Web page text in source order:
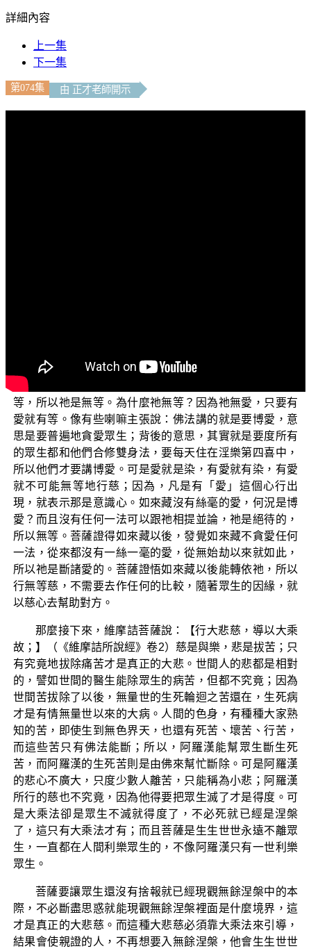
詳細內容
上一集
下一集
第074集 由 正才老師開示
界裡的法，所以沒有法可以來跟祂比較。只能說所有有情
的如來藏都平等，但不能說另外有某一個法是跟如來藏平
等，所以祂是無等。為什麼祂無等？因為祂無愛，只要有
愛就有等。像有些喇嘛主張說：佛法講的就是要博愛，意
思是要普遍地貪愛眾生；背後的意思，其實就是要度所有
的眾生都和他們合修雙身法，要每天住在淫樂第四喜中，
所以他們才要講博愛。可是愛就是染，有愛就有染，有愛
就不可能無等地行慈；因為，凡是有「愛」這個心行出
現，就表示那是意識心。如來藏沒有絲毫的愛，何況是博
愛？而且沒有任何一法可以跟祂相提並論，祂是絕待的，
所以無等。菩薩證得如來藏以後，發覺如來藏不貪愛任何
一法，從來都沒有一絲一毫的愛，從無始劫以來就如此，
所以祂是斷諸愛的。菩薩證悟如來藏以後能轉依祂，所以
行無等慈，不需要去作任何的比較，隨著眾生的因緣，就
以慈心去幫助對方。
那麼接下來，維摩詰菩薩說：【行大悲慈，導以大乘
故；】（《維摩詰所說經》卷2）慈是與樂，悲是拔苦；只
有究竟地拔除痛苦才是真正的大悲。世間人的悲都是相對
的，譬如世間的醫生能除眾生的病苦，但都不究竟；因為
世間苦拔除了以後，無量世的生死輪迴之苦還在，生死病
才是有情無量世以來的大病。人間的色身，有種種大家熟
知的苦，即使生到無色界天，也還有死苦、壞苦、行苦，
而這些苦只有佛法能斷；所以，阿羅漢能幫眾生斷生死
苦，而阿羅漢的生死苦則是由佛來幫忙斷除。可是阿羅漢
的悲心不廣大，只度少數人離苦，只能稱為小悲；阿羅漢
所行的慈也不究竟，因為他得要把眾生滅了才是得度。可
是大乘法卻是眾生不滅就得度了，不必死就已經是涅槃
了，這只有大乘法才有；而且菩薩是生生世世永遠不離眾
生，一直都在人間利樂眾生的，不像阿羅漢只有一世利樂
眾生。
菩薩要讓眾生還沒有捨報就已經現觀無餘涅槃中的本
際，不必斷盡思惑就能現觀無餘涅槃裡面是什麼境界，這
才是真正的大悲慈。而這種大悲慈必須靠大乘法來引導，
結果會使親證的人，不再想要入無餘涅槃，他會生生世世